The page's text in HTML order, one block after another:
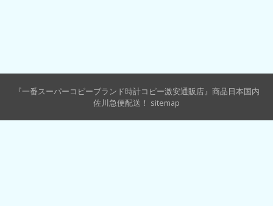
『一番スーパーコピーブランド時計コピー激安通販店』商品日本国内
佐川急便配送！ sitemap